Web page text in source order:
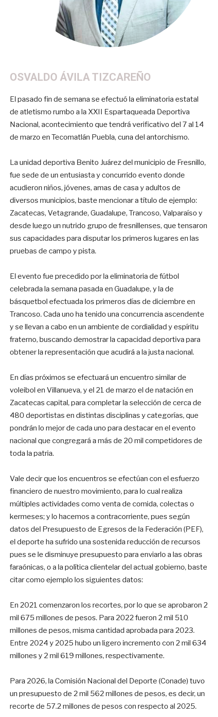
OSVALDO ÁVILA TIZCAREÑO
El pasado fin de semana se efectuó la eliminatoria estatal
de atletismo rumbo a la XXII Espartaqueada Deportiva
Nacional, acontecimiento que tendrá verificativo del 7 al 14
de marzo en Tecomatlán Puebla, cuna del antorchismo.
La unidad deportiva Benito Juárez del municipio de Fresnillo,
fue sede de un entusiasta y concurrido evento donde
acudieron niños, jóvenes, amas de casa y adultos de
diversos municipios, baste mencionar a título de ejemplo:
Zacatecas, Vetagrande, Guadalupe, Trancoso, Valparaíso y
desde luego un nutrido grupo de fresnillenses, que tensaron
sus capacidades para disputar los primeros lugares en las
pruebas de campo y pista.
El evento fue precedido por la eliminatoria de fútbol
celebrada la semana pasada en Guadalupe, y la de
básquetbol efectuada los primeros días de diciembre en
Trancoso. Cada uno ha tenido una concurrencia ascendente
y se llevan a cabo en un ambiente de cordialidad y espíritu
fraterno, buscando demostrar la capacidad deportiva para
obtener la representación que acudirá a la justa nacional.
En días próximos se efectuará un encuentro similar de
voleibol en Villanueva, y el 21 de marzo el de natación en
Zacatecas capital, para completar la selección de cerca de
480 deportistas en distintas disciplinas y categorías, que
pondrán lo mejor de cada uno para destacar en el evento
nacional que congregará a más de 20 mil competidores de
toda la patria.
Vale decir que los encuentros se efectúan con el esfuerzo
financiero de nuestro movimiento, para lo cual realiza
múltiples actividades como venta de comida, colectas o
kermeses; y lo hacemos a contracorriente, pues según
datos del Presupuesto de Egresos de la Federación (PEF),
el deporte ha sufrido una sostenida reducción de recursos
pues se le disminuye presupuesto para enviarlo a las obras
faraónicas, o a la política clientelar del actual gobierno, baste
citar como ejemplo los siguientes datos:
En 2021 comenzaron los recortes, por lo que se aprobaron 2
mil 675 millones de pesos. Para 2022 fueron 2 mil 510
millones de pesos, misma cantidad aprobada para 2023.
Entre 2024 y 2025 hubo un ligero incremento con 2 mil 634
millones y 2 mil 619 millones, respectivamente.
Para 2026, la Comisión Nacional del Deporte (Conade) tuvo
un presupuesto de 2 mil 562 millones de pesos, es decir, un
recorte de 57.2 millones de pesos con respecto al 2025.